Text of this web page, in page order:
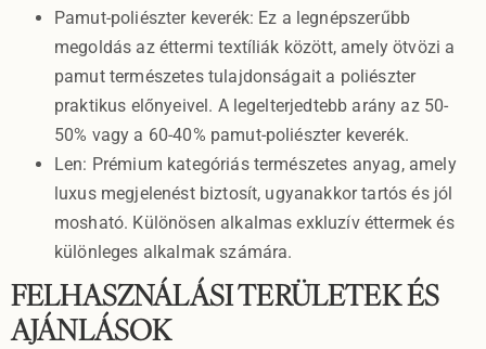
Pamut-poliészter keverék: Ez a legnépszerűbb
megoldás az éttermi textíliák között, amely ötvözi a
pamut természetes tulajdonságait a poliészter
praktikus előnyeivel. A legelterjedtebb arány az 50-
50% vagy a 60-40% pamut-poliészter keverék.
Len: Prémium kategóriás természetes anyag, amely
luxus megjelenést biztosít, ugyanakkor tartós és jól
mosható. Különösen alkalmas exkluzív éttermek és
különleges alkalmak számára.
FELHASZNÁLÁSI TERÜLETEK ÉS
AJÁNLÁSOK